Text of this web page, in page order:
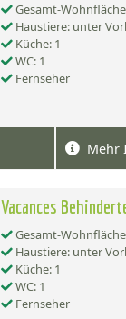
Gesamt-Wohnfläche
Haustiere: unter
Küche: 1
WC: 1
Fernseher
Mehr
Vacances
Gesamt-Wohnfläche
Haustiere: unter
Küche: 1
WC: 1
Fernseher